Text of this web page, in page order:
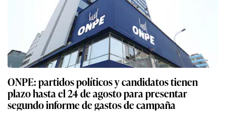
ONPE: partidos políticos y candidatos tienen
plazo hasta el 24 de agosto para presentar
segundo informe de gastos de campaña